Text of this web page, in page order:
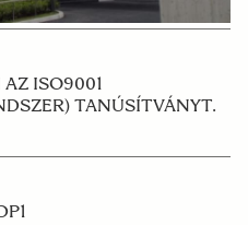
AZ ISO9001
TANÚSÍTVÁNYT.